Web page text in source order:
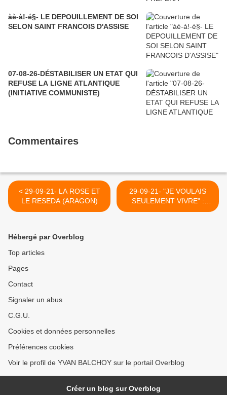
àè-à!-é§- LE DEPOUILLEMENT DE SOI
SELON SAINT FRANCOIS D'ASSISE
07-08-26-DÉSTABILISER UN ETAT QUI
REFUSE LA LIGNE ATLANTIQUE
(INITIATIVE COMMUNISTE)
Commentaires
< 29-09-21- LA ROSE ET
LE RESEDA (ARAGON)
29-09-21- "JE VOULAIS
SEULEMENT VIVRE" :
IGOR BARYSHEV 1960 >
Hébergé par Overblog
Top articles
Pages
Contact
Signaler un abus
C.G.U.
Cookies et données personnelles
Préférences cookies
Voir le profil de YVAN BALCHOY sur le portail Overblog
Créer un blog sur Overblog